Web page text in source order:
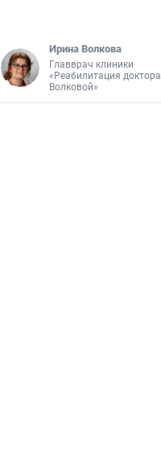
Ирина Волкова
Главврач клиники
«Реабилитация доктора
Волковой»